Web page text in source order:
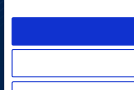
LinkedIn
Informations Réglementaires